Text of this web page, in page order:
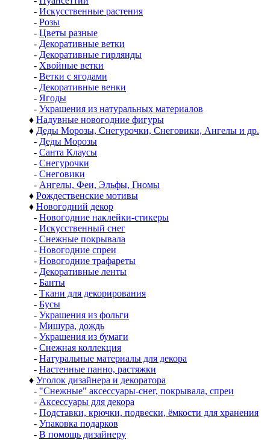
- Искусственные растения
- Розы
- Цветы разные
- Декоративные ветки
- Декоративные гирлянды
- Хвойные ветки
- Ветки с ягодами
- Декоративные венки
- Ягоды
- Украшения из натуральных материалов
♦ Надувные новогодние фигуры
♦ Деды Морозы, Снегурочки, Снеговики, Ангелы и др.
- Деды Морозы
- Санта Клаусы
- Снегурочки
- Снеговики
- Ангелы, Феи, Эльфы, Гномы
♦ Рождественские мотивы
♦ Новогодний декор
- Новогодние наклейки-стикеры
- Искусственный снег
- Снежные покрывала
- Новогодние спреи
- Новогодние трафареты
- Декоративные ленты
- Банты
- Ткани для декорирования
- Бусы
- Украшения из фольги
- Мишура, дождь
- Украшения из бумаги
- Снежная коллекция
- Натуральные материалы для декора
- Настенные панно, растяжки
♦ Уголок дизайнера и декоратора
- "Снежные" аксессуары-снег, покрывала, спреи
- Аксессуары для декора
- Подставки, крючки, подвески, ёмкости для хранения
- Упаковка подарков
- В помощь дизайнеру